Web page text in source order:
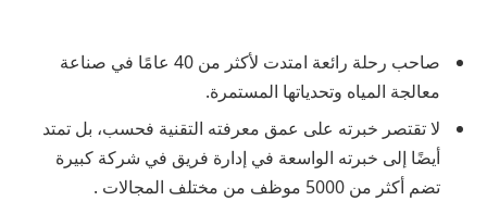
صاحب رحلة رائعة امتدت لأكثر من 40 عامًا في صناعة
معالجة المياه وتحدياتها المستمرة.
لا تقتصر خبرته على عمق معرفته التقنية فحسب، بل تمتد
أيضًا إلى خبرته الواسعة في إدارة فريق في شركة كبيرة
تضم أكثر من 5000 موظف من مختلف المجالات .